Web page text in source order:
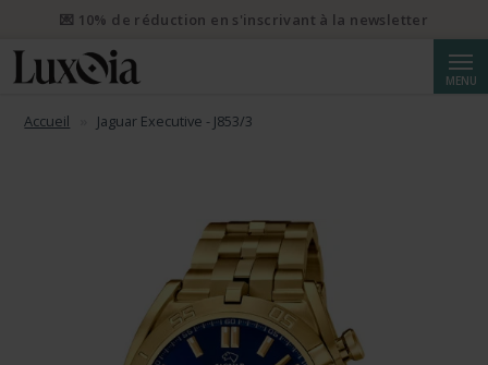
MENU
Accueil Jaguar Executive - J853/3
💌 10% de réduction en s'inscrivant à la newsletter